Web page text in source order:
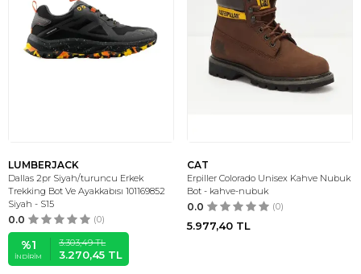
LUMBERJACK
Dallas 2pr Siyah/turuncu Erkek
Trekking Bot Ve Ayakkabısı 101169852
Siyah - S15
0.0 (0)
%1
İNDIRIM
3.303,49TL
3.270,45 TL
CAT
Erpiller Colorado Unisex Kahve Nubuk
Bot - kahve-nubuk
0.0 (0)
5.977,40 TL